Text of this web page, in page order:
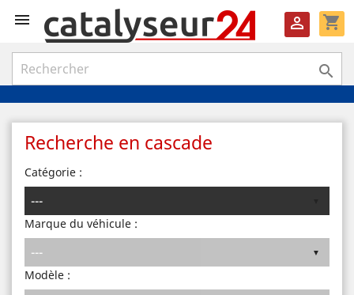
 shopping_cart


Recherche en cascade
Catégorie :
Marque du véhicule :
Modèle :